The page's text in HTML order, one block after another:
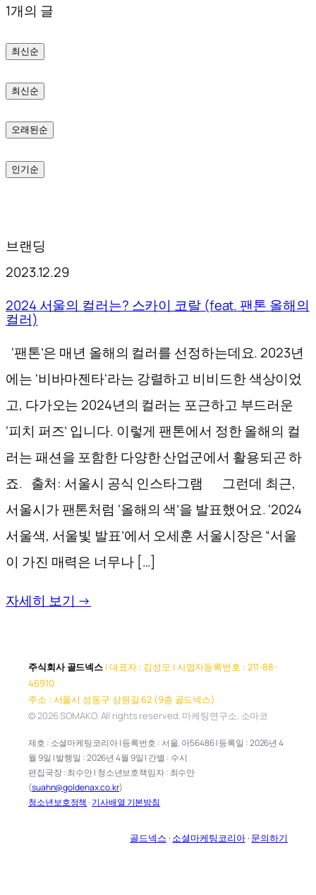
로
로
가
1개의 글
최신순
최신순
오래된순
인기순
브랜딩
2023.12.29
2024 서울의 컬러는? 스카이 코랄 (feat. 팬톤 올해의
컬러)
‘팬톤’은 매년 올해의 컬러를 선정하는데요. 2023년
에는 '비바마젠타'라는 강렬하고 비비드한 색상이었
고, 다가오는 2024년의 컬러는 포근하고 부드러운
‘피치 퍼즈’ 입니다. 이렇게 팬톤에서 정한 올해의 컬
러는 패션을 포함한 다양한 산업군에서 활용되곤 하
죠. 출처: 서울시 공식 인스타그램 그런데 최근,
서울시가 팬톤처럼 ‘올해의 색’을 발표했어요. ‘2024
서울색, 서울빛 발표’에서 오세훈 서울시장은 “서울
이 가진 매력은 너무나 […]
자세히 보기 →
주식회사 골드넥스 | 대표자 : 김성모 | 사업자등록번호 : 211-88-
46910
주소 : 서울시 성동구 상원길 62 (9층 골드넥스)
© 2026 SOMAKO. All rights reserved. 마케팅연구소, 소마코
제호 : 소셜마케팅코리아 | 등록번호 : 서울, 아56486 | 등록일 : 2026년 4
월 9일 | 발행일 : 2026년 4월 9일 | 간별 : 수시
편집국장 : 최수안 | 청소년보호책임자 : 최수안
(suahn@goldenax.co.kr)
청소년보호정책 · 기사배열 기본방침
골드넥스 · 소셜마케팅코리아· 문의하기